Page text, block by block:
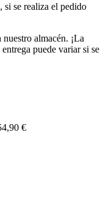
, si se realiza el pedido
almacén. ¡La
puede variar si se
€